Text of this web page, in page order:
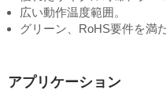
広い動作温度範囲。
グリーン、RoHS要件を満
アプリケーション